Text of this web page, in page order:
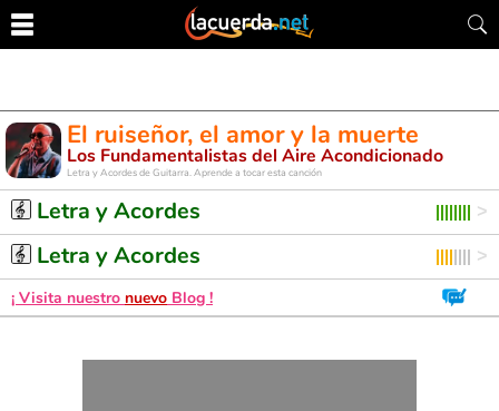
El ruiseñor, el amor y la muerte
Los Fundamentalistas del Aire Acondicionado
Letra y Acordes de Guitarra. Aprende a tocar esta canción
Letra y Acordes
Letra y Acordes
¡ Visita nuestro nuevo Blog !